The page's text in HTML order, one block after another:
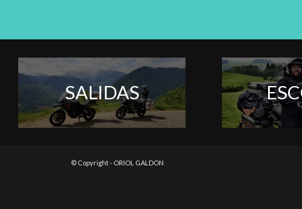
SALIDAS
© Copyright - ORIOL GALDON